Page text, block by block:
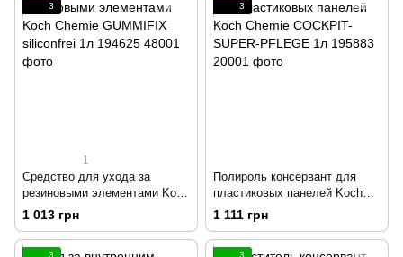
3
1
Средство для ухода за
резиновыми элементами Koch
Chemie GUMMIFIX siliconfrei
1л 194625
1 013 грн
3
Полироль консервант для
пластиковых панелей Koch
Chemie COCKPIT-SUPER-
PFLEGE 1л 195883
1 111 грн
3
3